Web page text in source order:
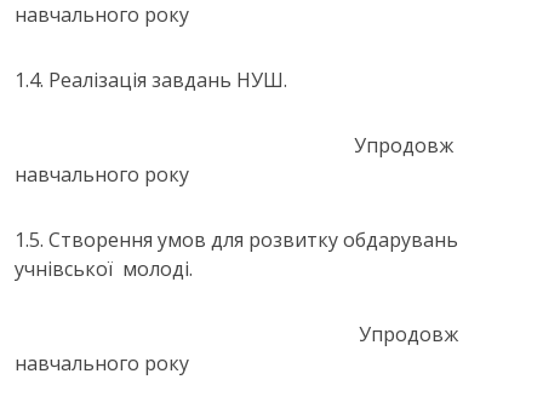
навчального року
1.4. Реалізація завдань НУШ.
Упродовж
навчального року
1.5. Створення умов для розвитку обдарувань
учнівської молоді.
Упродовж
навчального року